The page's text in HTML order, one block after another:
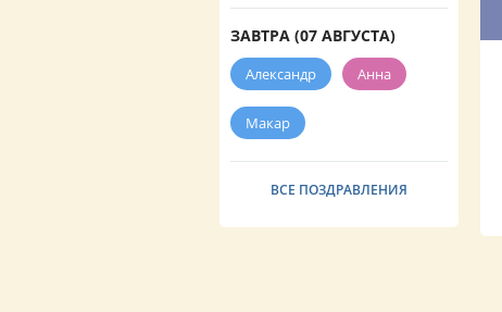
ЗАВТРА (07 АВГУСТА)
Александр Анна
Макар
ВСЕ ПОЗДРАВЛЕНИЯ